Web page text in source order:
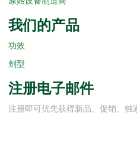
我们的产品
功效
剂型
注册电子邮件
注册即可优先获得新品、促销、独